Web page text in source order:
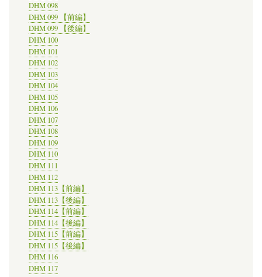
DHM 098
DHM 099 【前編】
DHM 099 【後編】
DHM 100
DHM 101
DHM 102
DHM 103
DHM 104
DHM 105
DHM 106
DHM 107
DHM 108
DHM 109
DHM 110
DHM 111
DHM 112
DHM 113【前編】
DHM 113【後編】
DHM 114【前編】
DHM 114【後編】
DHM 115【前編】
DHM 115【後編】
DHM 116
DHM 117